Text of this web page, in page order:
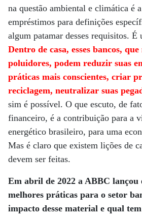
na questão ambiental e climática é
empréstimos para definições
algum patamar desses requisitos. É
Dentro de casa, esses bancos,
poluidores, podem reduzir suas
práticas mais conscientes, criar
reciclagem, neutralizar suas
sim é possível. O que escuto, de
financeiro, é a contribuição para a
energético brasileiro, para uma
Mas é claro que existem lições de
devem ser feitas.
Em abril de 2022 a ABBC lançou
melhores práticas para o setor
impacto desse material e qual